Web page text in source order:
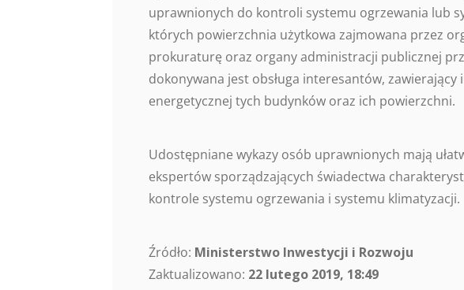
uprawnionych do kontroli systemu ogrzewania lub
których powierzchnia użytkowa zajmowana przez
prokuraturę oraz organy administracji publicznej
dokonywana jest obsługa interesantów,
energetycznej tych budynków oraz ich powierzchni.
Udostępniane wykazy osób uprawnionych mają
ekspertów sporządzających świadectwa
kontrole systemu ogrzewania i systemu klimatyzacji.
Źródło: Ministerstwo Inwestycji i Rozwoju
Zaktualizowano: 22 lutego 2019, 18:49